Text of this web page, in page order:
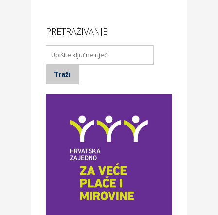
PRETRAŽIVANJE